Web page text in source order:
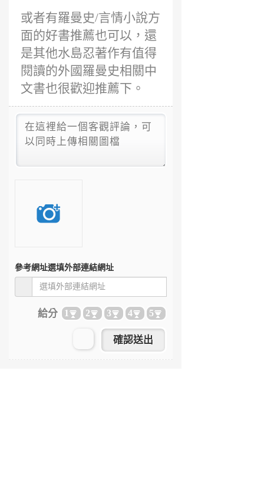
或者有羅曼史/言情小說方
面的好書推薦也可以，還
是其他水島忍著作有值得
閱讀的外國羅曼史相關中
文書也很歡迎推薦下。
參考網址選填外部連結網址
給分 1 2 3 4 5